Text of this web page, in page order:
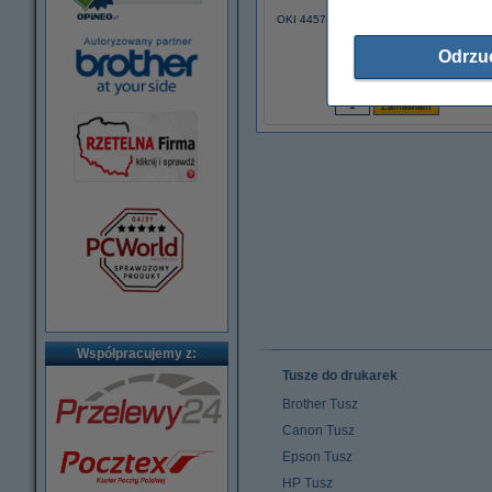
Współpracujemy z:
OKI 44574302 bęben / drum czarny, wersja
(z VAT)
Tusze do drukarek
Brother Tusz
Canon Tusz
Epson Tusz
HP Tusz